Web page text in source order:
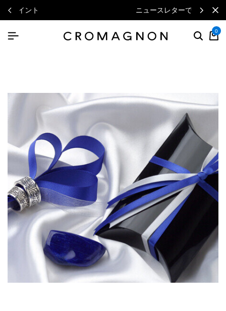
ニュースレターで毎月500円クーポン
0